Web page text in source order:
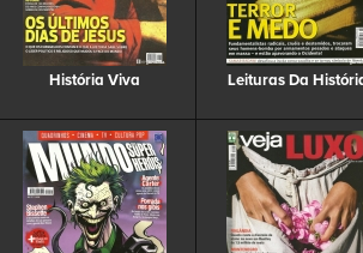
História Viva Leituras Da